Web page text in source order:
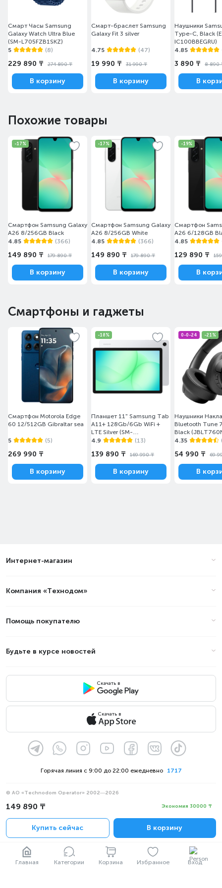
Главная Категории Корзина Избранное Вход
Смарт Часы Samsung
Galaxy Watch Ultra Blue
(SM-L705FZB1SKZ)
5
(8)
229 890 ₸ 274 890 ₸
В корзину
Смарт-браслет Samsung
Galaxy Fit 3 silver
4.75 (47)
19 990 ₸ 31 990 ₸
В корзину
Наушники
Type-C, Black
IC100BBEGRU)
4.85
3 890 ₸ 8 890
В
Похожие товары
-17%
Смартфон Samsung Galaxy
A26 8/256GB Black
4.85
(366)
149 890 ₸ 179 890 ₸
В корзину
-17%
Смартфон Samsung Galaxy
A26 8/256GB White
4.85
(366)
149 890 ₸ 179 890 ₸
В корзину
-19%
Смартфон
A26 6/128GB
4.85
129 890 ₸
В
Смартфоны и гаджеты
Смартфон Motorola Edge
60 12/512GB Gibraltar sea
5 (5)
269 990 ₸
В корзину
-18%
Планшет 11" Samsung Tab
A11+ 128Gb/6Gb WiFi +
LTE Silver (SM-
X236BZSASKZ)
4.9 (13)
139 890 ₸ 169 990 ₸
В корзину
0-0-24 -21%
Наушники
Bluetooth Tune
Black
4.35
54 990 ₸ 69
В
149 890 ₸ Экономия 30000 ₸
Купить сейчас В корзину
Интернет-магазин
Компания «Технодом»
Помощь покупателю
Будьте в курсе новостей
Скачать в
Скачать в
1717
Горячая линия с 9:00 до 22:00 ежедневно
© АО «Technodom Operator» 2002—2026
Мы принимаем:
Политика конфиденциальности